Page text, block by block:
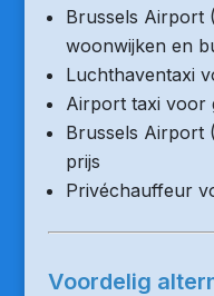
Brussels Airport
woonwijken en
Luchthaventaxi
Airport taxi voor
Brussels Airport
prijs
Privéchauffeur
Voordelig